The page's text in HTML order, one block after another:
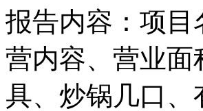
报告内容：项
营内容、营业
具、炒锅几口